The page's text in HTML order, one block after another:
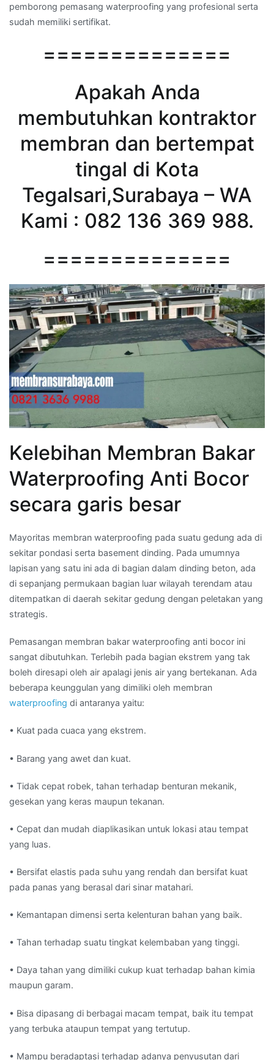
pemborong pemasang waterproofing yang profesional serta
sudah memiliki sertifikat.
==============
Apakah Anda
membutuhkan kontraktor
membran dan bertempat
tingal di Kota
Tegalsari,Surabaya – WA
Kami : 082 136 369 988.
==============
Kelebihan Membran Bakar
Waterproofing Anti Bocor
secara garis besar
Mayoritas membran waterproofing pada suatu gedung ada di
sekitar pondasi serta basement dinding. Pada umumnya
lapisan yang satu ini ada di bagian dalam dinding beton, ada
di sepanjang permukaan bagian luar wilayah terendam atau
ditempatkan di daerah sekitar gedung dengan peletakan yang
strategis.
Pemasangan membran bakar waterproofing anti bocor ini
sangat dibutuhkan. Terlebih pada bagian ekstrem yang tak
boleh diresapi oleh air apalagi jenis air yang bertekanan. Ada
beberapa keunggulan yang dimiliki oleh membran
waterproofing di antaranya yaitu:
• Kuat pada cuaca yang ekstrem.
• Barang yang awet dan kuat.
• Tidak cepat robek, tahan terhadap benturan mekanik,
gesekan yang keras maupun tekanan.
• Cepat dan mudah diaplikasikan untuk lokasi atau tempat
yang luas.
• Bersifat elastis pada suhu yang rendah dan bersifat kuat
pada panas yang berasal dari sinar matahari.
• Kemantapan dimensi serta kelenturan bahan yang baik.
• Tahan terhadap suatu tingkat kelembaban yang tinggi.
• Daya tahan yang dimiliki cukup kuat terhadap bahan kimia
maupun garam.
• Bisa dipasang di berbagai macam tempat, baik itu tempat
yang terbuka ataupun tempat yang tertutup.
• Mampu beradaptasi terhadap adanya penyusutan dari